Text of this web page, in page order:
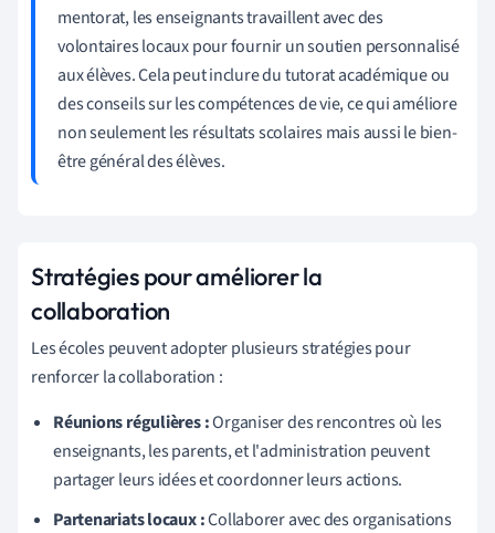
mentorat, les enseignants travaillent avec des
volontaires locaux pour fournir un soutien personnalisé
aux élèves. Cela peut inclure du tutorat académique ou
des conseils sur les compétences de vie, ce qui améliore
non seulement les résultats scolaires mais aussi le bien-
être général des élèves.
Stratégies pour améliorer la
collaboration
Les écoles peuvent adopter plusieurs stratégies pour
renforcer la collaboration :
Réunions régulières :Organiser des rencontres où les
enseignants, les parents, et l'administration peuvent
partager leurs idées et coordonner leurs actions.
Partenariats locaux :Collaborer avec des organisations